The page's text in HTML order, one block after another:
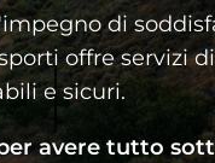
di
offre servizi
e sicuri.
avere tutto